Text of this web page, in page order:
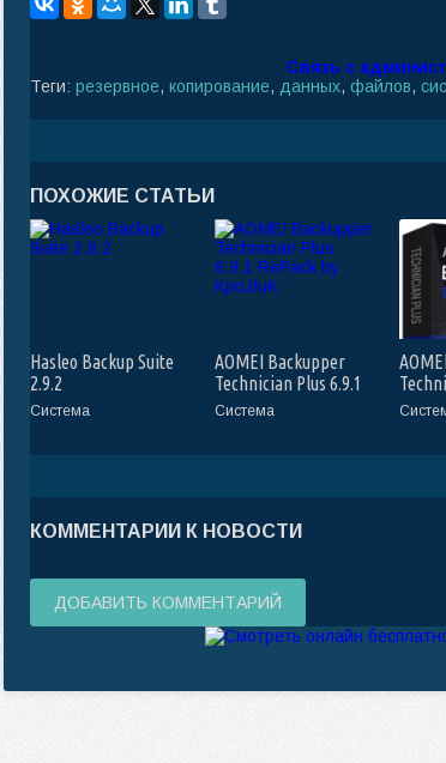
Связь с
Теги: резервное, копирование, данных, файлов,
ПОХОЖИЕ СТАТЬИ
Hasleo Backup Suite
2.9.2
Система
AOMEI Backupper
Technician Plus 6.9.1
RePack by KpoJIuK
Система
КОММЕНТАРИИ К НОВОСТИ
ДОБАВИТЬ КОММЕНТАРИЙ